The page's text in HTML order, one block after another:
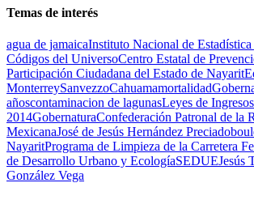
Temas de interés
agua de jamaicaInstituto Nacional de
Códigos del UniversoCentro Estatal de
Participación Ciudadana del Estado de Nayarit
MonterreySanvezzoCahuamamortalidad
añoscontaminacion de lagunasLeyes de Ingresos
2014GobernaturaConfederación Patronal de la
MexicanaJosé de Jesús Hernández Preciado
NayaritPrograma de Limpieza de la Carretera
de Desarrollo Urbano y EcologíaSEDUEJesús
González Vega